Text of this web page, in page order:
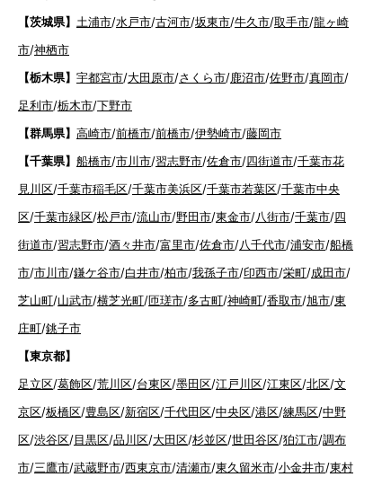
【茨城県】 土浦市/水戸市/古河市/坂東市/牛久市/取手市/龍ヶ崎
市/神栖市
【栃木県】 宇都宮市/大田原市/さくら市/鹿沼市/佐野市/真岡市/
足利市/栃木市/下野市
【群馬県】 高崎市/前橋市/前橋市/伊勢崎市/藤岡市
【千葉県】 船橋市/市川市/習志野市/佐倉市/四街道市/千葉市花
見川区/千葉市稲毛区/千葉市美浜区/千葉市若葉区/千葉市中央
区/千葉市緑区/松戸市/流山市/野田市/東金市/八街市/千葉市/四
街道市/習志野市/酒々井市/富里市/佐倉市/八千代市/浦安市/船橋
市/市川市/鎌ケ谷市/白井市/柏市/我孫子市/印西市/栄町/成田市/
芝山町/山武市/横芝光町/匝瑳市/多古町/神崎町/香取市/旭市/東
庄町/銚子市
【東京都】
足立区/葛飾区/荒川区/台東区/墨田区/江戸川区/江東区/北区/文
京区/板橋区/豊島区/新宿区/千代田区/中央区/港区/練馬区/中野
区/渋谷区/目黒区/品川区/大田区/杉並区/世田谷区/狛江市/調布
市/三鷹市/武蔵野市/西東京市/清瀬市/東久留米市/小金井市/東村